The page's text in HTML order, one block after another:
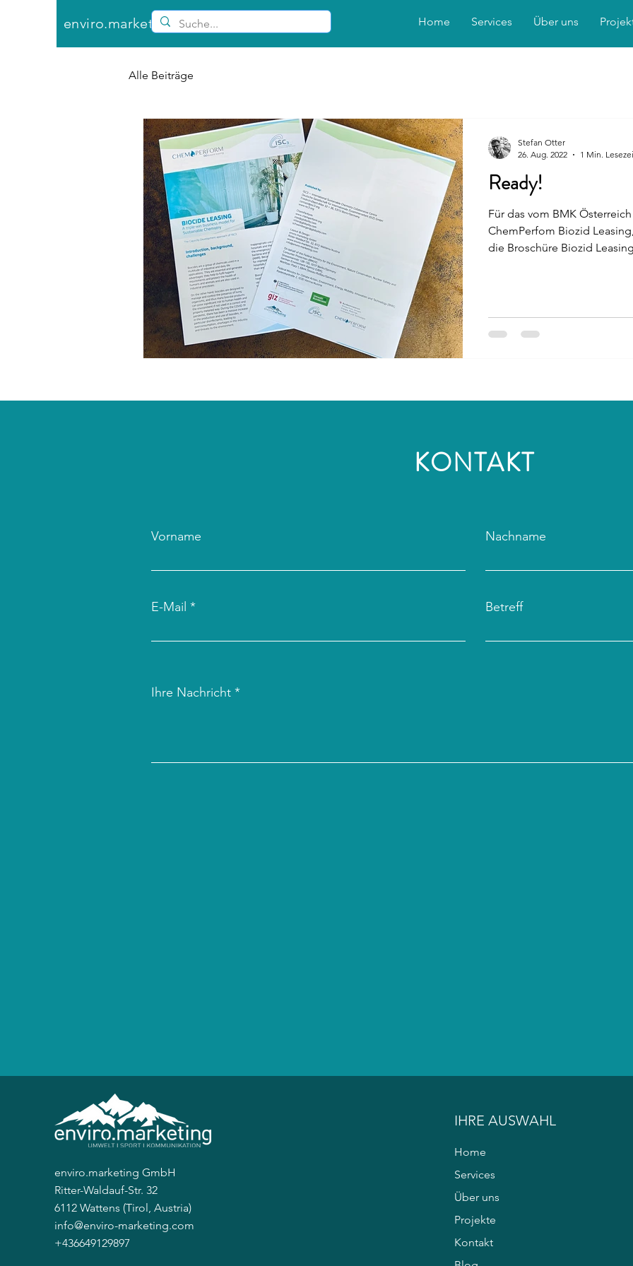
enviro.marketing GmbH Home Services Über uns
Alle Beiträge
Ready!
Für das vom BMK
ChemPerfom Biozid
die Broschüre Biozid
Stefan Otter
26. Aug. 2022
1 Min.
KONTAKT
Vorname Nachname
E-Mail Betreff
Ihre Nachricht
enviro.marketing GmbH
Ritter-Waldauf-Str. 32
6112 Wattens (Tirol, Austria)
info@enviro-marketing.com
+436649129897
IHRE AUSWAHL
Home
Services
Über uns
Projekte
Kontakt